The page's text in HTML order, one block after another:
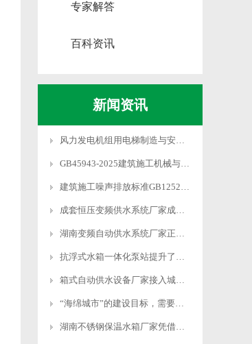
专家解答
百科资讯
新闻资讯
风力发电机组用电梯制造与安装…
GB45943-2025建筑施工机械与设…
建筑施工噪声排放标准GB12523…
成套恒压变频供水系统厂家成为…
湖南变频自动供水系统厂家正从…
抗浮式水箱一体化泵站提升了泵…
箱式自动供水设备厂家接入城市…
“海绵城市”的建设目标，需要…
湖南不锈钢保温水箱厂家凭借本…